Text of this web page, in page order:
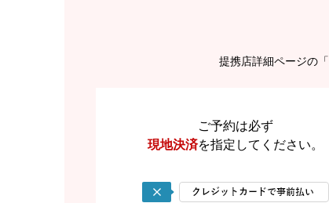
提携店詳細ページの「
ご予約は必ず
現地決済を指定してください。